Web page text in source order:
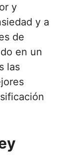
y
y a
de
en un
las